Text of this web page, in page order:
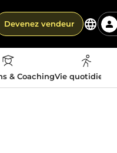
Devenez vendeur
& CoachingVie